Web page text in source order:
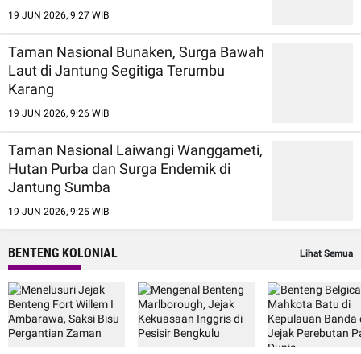
19 JUN 2026, 9:27 WIB
Taman Nasional Bunaken, Surga Bawah
Laut di Jantung Segitiga Terumbu
Karang
19 JUN 2026, 9:26 WIB
Taman Nasional Laiwangi Wanggameti,
Hutan Purba dan Surga Endemik di
Jantung Sumba
19 JUN 2026, 9:25 WIB
BENTENG KOLONIAL Lihat Semua